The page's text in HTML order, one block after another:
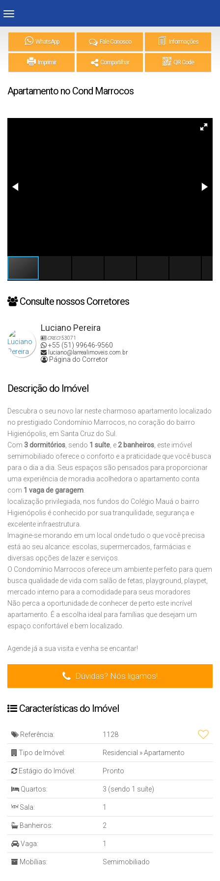
WhatsApp Fale Conosco Informações
Imprimir Compartilhar QR Code
Apartamento no Cond Marrocos
Consulte nossos Corretores
Luciano Pereira
CRECI53071
+55 (51) 99646-9560
luciano@larrealimoveis.com.br
Página do Corretor
Descrição do Imóvel
Descubra o seu novo lar neste charmoso apartamento localizado
no prestigiado Condomínio Marrocos, no coração do bairro
Higienópolis, em Santa Cruz do Sul.
Com 3 dormitórios, sendo 1 suíte, e2 banheiros, este imóvel
semimobiliado oferece o conforto e a praticidade que você busca
para o dia a dia. Seus espaços são pensados para proporcionar
uma experiência de moradia acolhedora o apartamento conta
com 1 vaga de garagem.
localização privilegiada, nos fundos do Colégio Mauá o bairro
Higienópolis é conhecido por sua tranquilidade, segurança e
excelente infraestrutura.
Imagine-se morando em um local onde tudo o que você precisa
está ao seu alcance: escolas, supermercados, farmácias e
diversas opções de lazer e serviços.
O Condomínio Marrocos oferece um ambiente perfeito para quem
busca qualidade de vida com salão de fetas, playground, playpet,
mercado interno para a comodidade para seus moradores
Não perca a oportunidade de conhecer de perto este incrível
apartamento. É a escolha ideal para famílias que desejam um
espaço confortável e bem localizado.
Agende já a sua visita e venha se encantar!
Dúvidas? Nós ligamos!
Características do Imóvel
Referência: 1128
Tipo de Imóvel: Residencial »Apartamento
Estágio do Imóvel: Pronto
Quartos: 3 (sendo 1 suíte)
Sala: 1
Banheiros: 2
Vaga: 1
Mobílias: Semimobiliado